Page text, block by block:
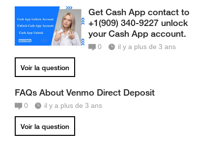
Get Cash App contact to
+1(909) 340-9227 unlock
your Cash App account.
0 il y a plus de 3 ans
Voir la question
FAQs About Venmo Direct Deposit
0 il y a plus de 3 ans
Voir la question